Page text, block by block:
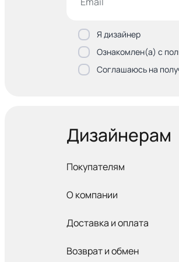
Я дизайнер
Ознакомлен(а) с
Соглашаюсь на
Дизайнерам
Покупателям
О компании
Доставка и оплата
Возврат и обмен